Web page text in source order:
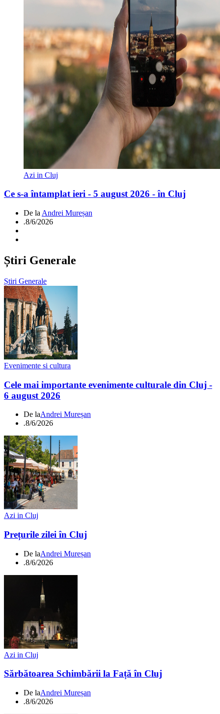
Azi in Cluj
Ce s-a întamplat ieri - 5 august 2026 - în Cluj
De la Andrei Mureșan
.8/6/2026
Știri Generale
Știri Generale
Evenimente si cultura
Cele mai importante evenimente culturale din Cluj -
6 august 2026
De laAndrei Mureșan
.8/6/2026
Azi in Cluj
Prețurile zilei în Cluj
De laAndrei Mureșan
.8/6/2026
Azi in Cluj
Sărbătoarea Schimbării la Față în Cluj
De laAndrei Mureșan
.8/6/2026